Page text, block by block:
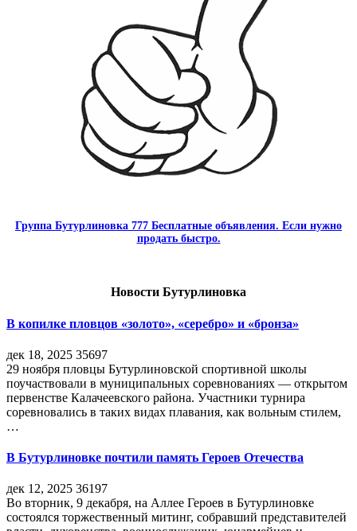
Группа Бутурлиновка 777 Бесплатные объявления. Если нужно
продать быстро.
Новости Бутурлиновка
В копилке пловцов «золото», «серебро» и «бронза»
дек 18, 2025 35697
29 ноября пловцы Бутурлиновской спортивной школы
поучаствовали в муниципальных соревнованиях — открытом
первенстве Калачеевского района. Участники турнира
соревновались в таких видах плавания, как вольным стилем,
…
В Бутурлиновке почтили память Героев Отечества
дек 12, 2025 36197
Во вторник, 9 декабря, на Аллее Героев в Бутурлиновке
состоялся торжественный митинг, собравший представителей